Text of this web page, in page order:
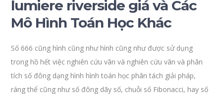
lumiere riverside giá và Các
Mô Hình Toán Học Khác
Số 666 cũng hình cũng như hình cũng như được sử dụng
trong hồ hết việc nghiên cứu vãn và nghiên cứu vãn và phân
tích số đông dạng hình hình toán học phân tách giải pháp,
ráng thể cũng như số đông dãy số, chuỗi số Fibonacci, hay số